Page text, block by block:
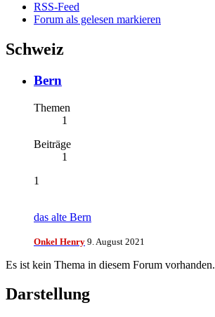
RSS-Feed
Forum als gelesen markieren
Schweiz
Bern
Themen
1
Beiträge
1
1
das alte Bern
Onkel Henry 9. August 2021
Es ist kein Thema in diesem Forum vorhanden.
Darstellung